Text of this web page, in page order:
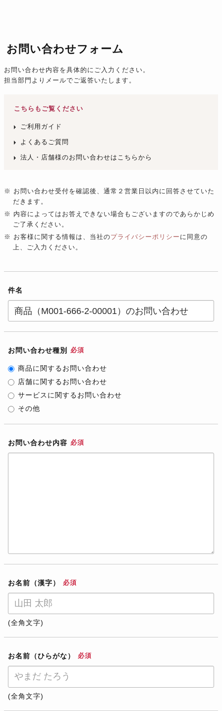
お問い合わせフォーム
お問い合わせ内容を具体的にご入力ください。
担当部門よりメールでご返答いたします。
こちらもご覧ください
ご利用ガイド
よくあるご質問
法人・店舗様のお問い合わせはこちらから
※ お問い合わせ受付を確認後、通常２営業日以内に回答させていた
だきます。
※ 内容によってはお答えできない場合もございますのであらかじめ
ご了承ください。
※ お客様に関する情報は、当社のプライバシーポリシー に同意の
上、ご入力ください。
件名
お問い合わせ種別 必須
商品に関するお問い合わせ
店舗に関するお問い合わせ
サービスに関するお問い合わせ
その他
お問い合わせ内容 必須
お名前（漢字） 必須
(全角文字)
お名前（ひらがな） 必須
(全角文字)